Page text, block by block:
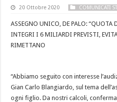
20 Ottobre 2020 COMUNICATI
ASSEGNO UNICO, DE PALO: “QUOTA
INTEGRI I 6 MILIARDI PREVISTI,
RIMETTANO
“Abbiamo seguito con interesse
Gian Carlo Blangiardo, sul tema
ogni figlio. Da nostri calcoli,